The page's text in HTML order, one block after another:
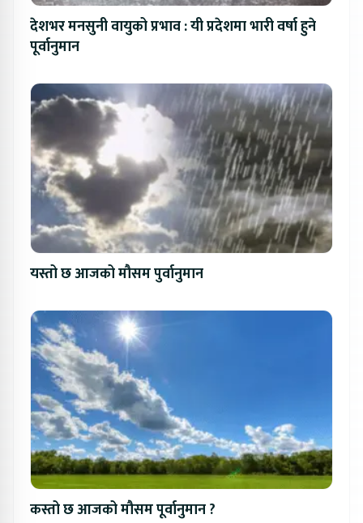
देशभर मनसुनी वायुको प्रभाव : यी प्रदेशमा भारी वर्षा हुने
पूर्वानुमान
यस्तो छ आजको मौसम पुर्वानुमान
कस्तो छ आजको मौसम पूर्वानुमान ?